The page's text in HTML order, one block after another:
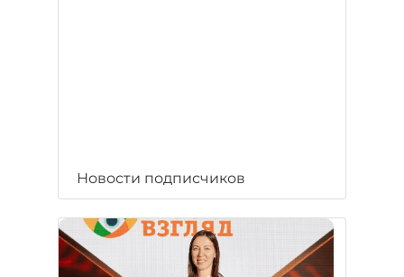
Новости подписчиков